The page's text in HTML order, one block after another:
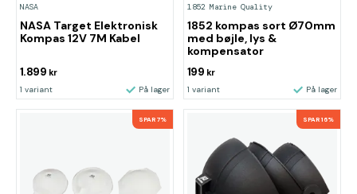
NASA
NASA Target Elektronisk
Kompas 12V 7M Kabel
1.899 kr
1 variant På lager
1852 Marine Quality
1852 kompas sort Ø70mm
med bøjle, lys &
kompensator
199 kr
1 variant På lager
SPAR 7% SPAR 16%